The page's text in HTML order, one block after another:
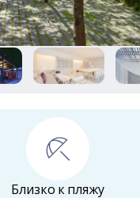
Близко к пляжу